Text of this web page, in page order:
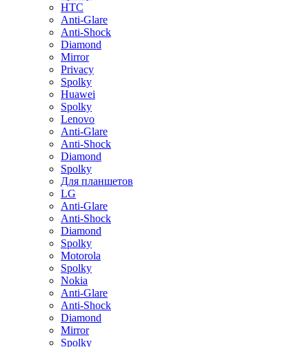
HTC
Anti-Glare
Anti-Shock
Diamond
Mirror
Privacy
Spolky
Huawei
Spolky
Lenovo
Anti-Glare
Anti-Shock
Diamond
Spolky
Для планшетов
LG
Anti-Glare
Anti-Shock
Diamond
Spolky
Motorola
Spolky
Nokia
Anti-Glare
Anti-Shock
Diamond
Mirror
Spolky